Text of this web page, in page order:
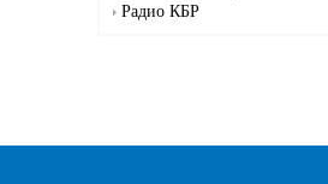
Радио КБР